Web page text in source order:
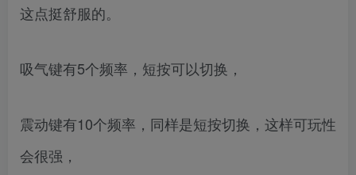
这点挺舒服的。
吸气键有5个频率，短按可以切换，
震动键有10个频率，同样是短按切换，这样可玩性
会很强，